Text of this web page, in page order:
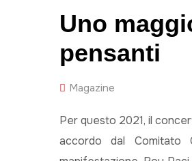
Uno
pensanti
Magazine
Per questo 2021, il
accordo dal